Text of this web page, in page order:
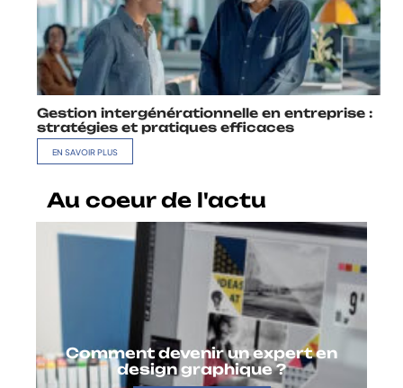
Gestion intergénérationnelle en entreprise :
stratégies et pratiques efficaces
EN SAVOIR PLUS
Au coeur de l'actu
Comment devenir un expert en
design graphique ?